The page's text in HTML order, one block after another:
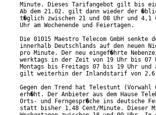
Minute. Dieses Tarifangebot gilt bis
Ab dem 21.02. gilt dann wieder der
t�glich zwischen 21 und 08 Uhr und 4,1
Uhr am Wochenende und Feiertagen.
Die 01015 Maestro Telecom GmbH
innerhalb Deutschlands auf den neuen
pro Minute. Der neu eingef�hrte
werktags in der Zeit von 19 Uhr bis
Montags bis Freitags 07 bis 19 Uhr und
gilt weiterhin der Inlandstarif von 2,6
Gegen den Trend hat Telestunt
erh�ht. Der Anbieter aus dem Hause
Orts- und Ferngespr�che ins deutsche
statt bisher 1,48 Cent/Minute. Dieser